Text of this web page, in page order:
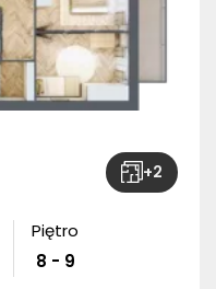
+2
Piętro
8 - 9